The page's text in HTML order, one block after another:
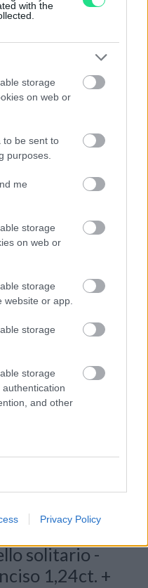
with the
storage
on web or
to be sent to
purposes.
me
storage
on web or
storage
website or app.
storage
storage
and other
Privacy Policy
maggiori
una
solitario -
1,24ct. +